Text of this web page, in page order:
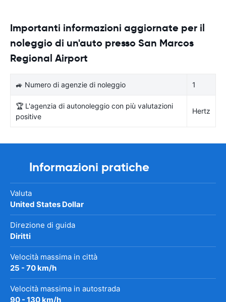
Importanti informazioni aggiornate per il
noleggio di un'auto presso San Marcos
Regional Airport
🚙 Numero di agenzie di noleggio 1
🏆 L'agenzia di autonoleggio con più valutazioni
positive
Hertz
Informazioni pratiche
Valuta
United States Dollar
Direzione di guida
Diritti
Velocità massima in città
25 - 70 km/h
Velocità massima in autostrada
90 - 130 km/h